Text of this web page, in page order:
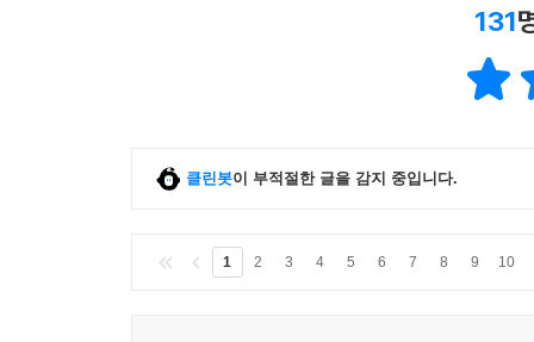
131
클린봇이 부적절한 글을 감지 중입니다.
1 2 3 4 5 6 7 8 9 10